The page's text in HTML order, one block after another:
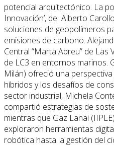
potencial arquitectónico. La
Innovación’, de Alberto
soluciones de geopolímeros
emisiones de carbono.
Central “Marta Abreu” de Las
de LC3 en entornos marinos.
Milán) ofreció una
híbridos y los desafíos de
sector industrial, Michela
compartió estrategias de
mientras que Gaz Lanai
exploraron herramientas
robótica hasta la gestión del